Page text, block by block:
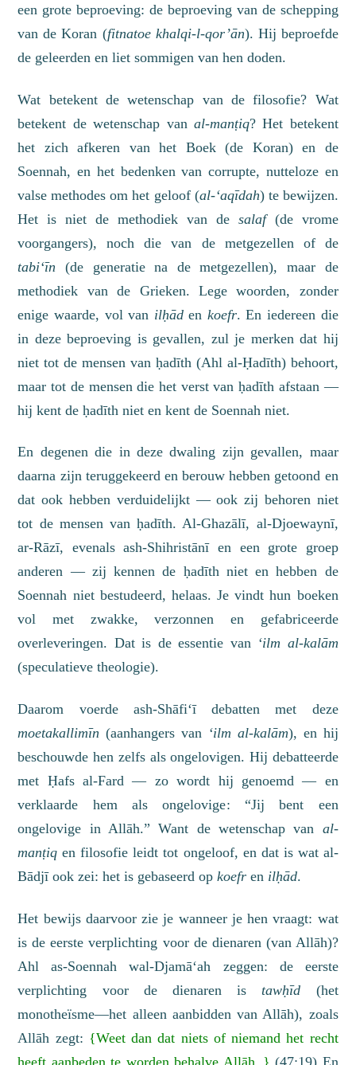
een grote beproeving: de beproeving van de schepping
van de Koran (fitnatoe khalqi-l-qor’ān). Hij beproefde
de geleerden en liet sommigen van hen doden.
Wat betekent de wetenschap van de filosofie? Wat
betekent de wetenschap van al-manṭiq? Het betekent
het zich afkeren van het Boek (de Koran) en de
Soennah, en het bedenken van corrupte, nutteloze en
valse methodes om het geloof (al-‘aqīdah)te bewijzen.
Het is niet de methodiek van de salaf(de vrome
voorgangers), noch die van de metgezellen of de
tabi‘īn (de generatie na de metgezellen), maar de
methodiek van de Grieken. Lege woorden, zonder
enige waarde, vol van ilḥāden koefr. En iedereen die
in deze beproeving is gevallen, zul je merken dat hij
niet tot de mensen van ḥadīth (Ahl al-Ḥadīth) behoort,
maar tot de mensen die het verst van ḥadīth afstaan —
hij kent de ḥadīth niet en kent de Soennah niet.
En degenen die in deze dwaling zijn gevallen, maar
daarna zijn teruggekeerd en berouw hebben getoond en
dat ook hebben verduidelijkt— ook zij behoren niet
tot de mensen van ḥadīth. Al-Ghazālī, al-Djoewaynī,
ar-Rāzī, evenals ash-Shihristānī en een grote groep
anderen — zij kennen de ḥadīth niet en hebben de
Soennah niet bestudeerd, helaas. Je vindt hun boeken
vol met zwakke, verzonnen en gefabriceerde
overleveringen. Dat is de essentie van ‘ilm al-kalām
(speculatieve theologie).
Daarom voerde ash-Shāfi‘ī debatten met deze
moetakallimīn (aanhangers van ‘ilm al-kalām), en hij
beschouwde hen zelfs als ongelovigen. Hij debatteerde
met Ḥafs al-Fard — zo wordt hij genoemd — en
verklaarde hem als ongelovige: “Jij bent een
ongelovige in Allāh.” Want de wetenschap van al-
manṭiq en filosofieleidt tot ongeloof, en dat is wat al-
Bādjī ook zei: het is gebaseerd opkoefr en ilḥād.
Het bewijs daarvoor zie je wanneer je hen vraagt: wat
is de eerste verplichting voor de dienaren (van Allāh)?
Ahl as-Soennah wal-Djamā‘ah zeggen: de eerste
verplichting voor de dienaren istawḥīd (het
monotheïsme—het alleen aanbidden van Allāh), zoals
Allāh zegt: {Weet dan dat niets of niemand het recht